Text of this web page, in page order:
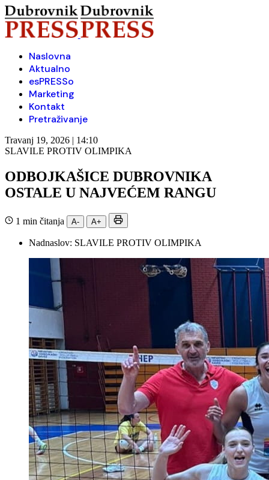
Naslovna
Aktualno
esPRESSo
Marketing
Kontakt
Pretraživanje
Travanj 19, 2026 | 14:10
SLAVILE PROTIV OLIMPIKA
ODBOJKAŠICE DUBROVNIKA
OSTALE U NAJVEĆEM RANGU
1 min čitanja A- A+
Nadnaslov: SLAVILE PROTIV OLIMPIKA